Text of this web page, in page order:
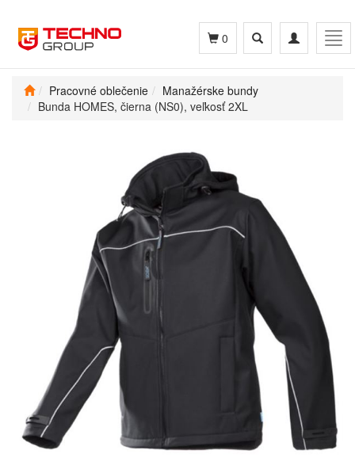
Toggle
navigation
Toggle
search
0
Pracovné oblečenie
Manažérske bundy
Bunda HOMES, čierna (NS0), veľkosť 2XL